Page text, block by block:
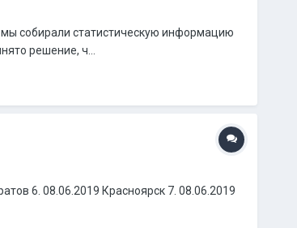
мы собирали статистическую информацию
решение, ч...
6. 08.06.2019 Красноярск 7. 08.06.2019